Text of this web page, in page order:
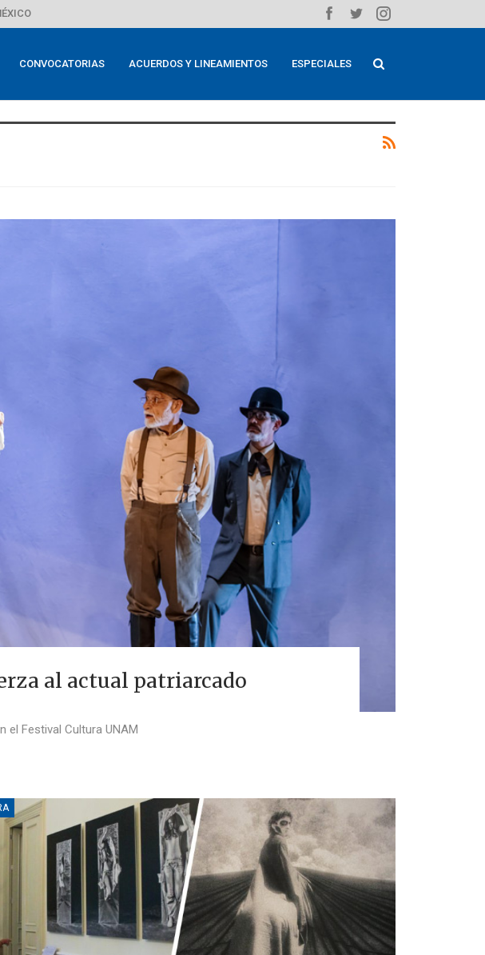
CONVOCATORIAS ACUERDOS Y LINEAMIENTOS ESPECIALES
al actual patriarcado
el Festival Cultura UNAM